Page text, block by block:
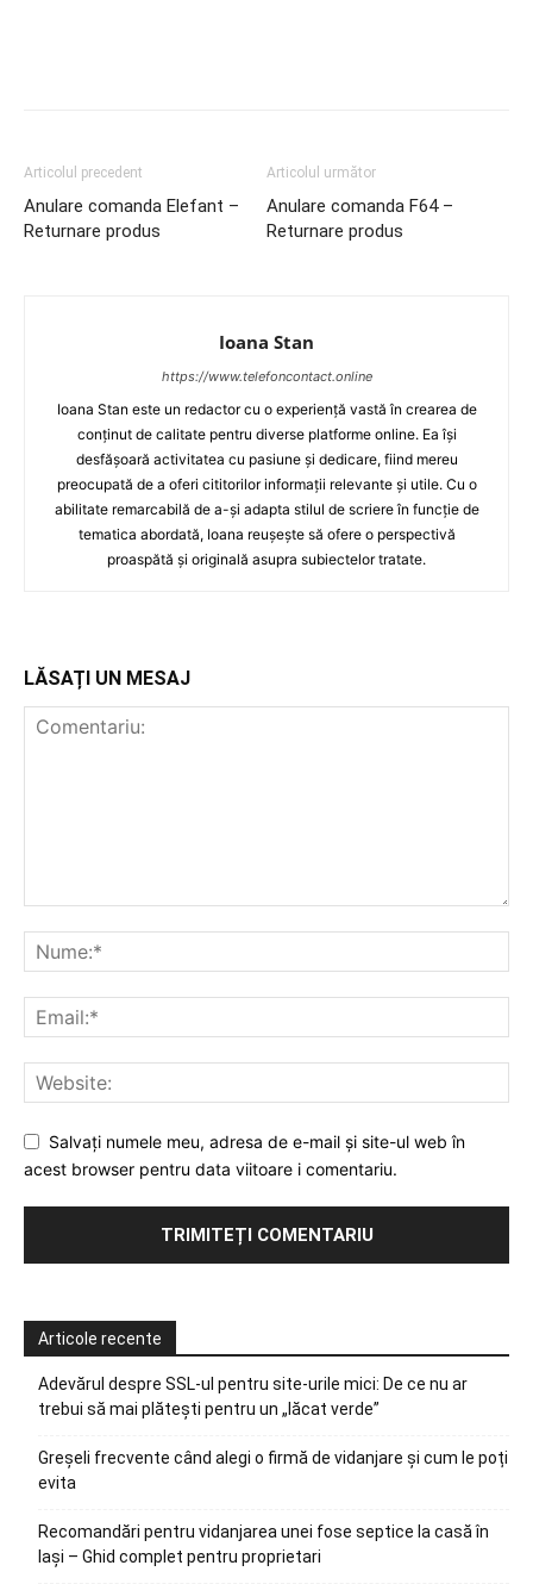
Articolul precedent
Anulare comanda Elefant –
Returnare produs
Articolul următor
Anulare comanda F64 –
Returnare produs
Ioana Stan
https://www.telefoncontact.online
Ioana Stan este un redactor cu o experiență vastă în crearea de
conținut de calitate pentru diverse platforme online. Ea își
desfășoară activitatea cu pasiune și dedicare, fiind mereu
preocupată de a oferi cititorilor informații relevante și utile. Cu o
abilitate remarcabilă de a-și adapta stilul de scriere în funcție de
tematica abordată, Ioana reușește să ofere o perspectivă
proaspătă și originală asupra subiectelor tratate.
LĂSAȚI UN MESAJ
Salvați numele meu, adresa de e-mail și site-ul web în
acest browser pentru data viitoare i comentariu.
Articole recente
Adevărul despre SSL-ul pentru site-urile mici: De ce nu ar
trebui să mai plătești pentru un „lăcat verde”
Greșeli frecvente când alegi o firmă de vidanjare și cum le poți
evita
Recomandări pentru vidanjarea unei fose septice la casă în
Iași – Ghid complet pentru proprietari